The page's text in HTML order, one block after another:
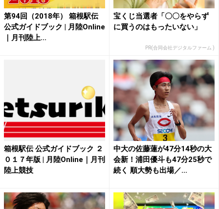
第94回（2018年） 箱根駅伝
公式ガイドブック | 月陸Online
｜月刊陸上...
宝くじ当選者「〇〇をやらず
に買うのはもったいない」
PR(合同会社デジタルファーム )
箱根駅伝 公式ガイドブック ２
０１７年版 | 月陸Online｜月刊
陸上競技
中大の佐藤蓮が47分14秒の大
会新！浦田優斗も47分25秒で
続く 順大勢も出場／...